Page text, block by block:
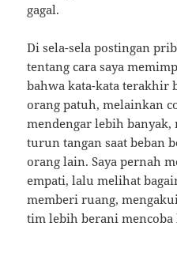
gagal.
Di sela-sela postingan
tentang cara saya
bahwa kata-kata terakhir
orang patuh, melainkan
mendengar lebih
turun tangan saat beban
orang lain. Saya pernah
empati, lalu melihat
memberi ruang,
tim lebih berani mencoba